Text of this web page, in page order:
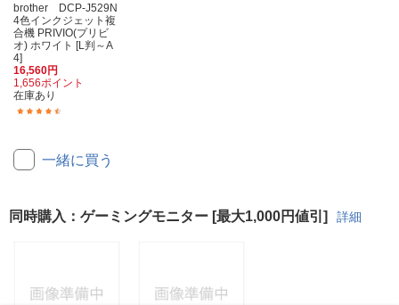
brother DCP-J529N
4色インクジェット複
合機 PRIVIO(プリビ
オ) ホワイト [L判～A
4]
16,560円
1,656ポイント
在庫あり
一緒に買う
同時購入：ゲーミングモニター [最大1,000円値引] 詳細